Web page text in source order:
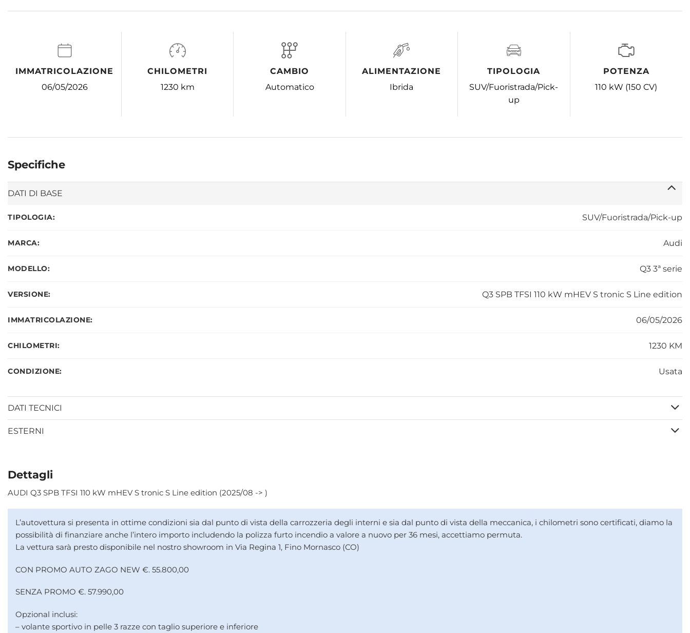
IMMATRICOLAZIONE
06/05/2026
CHILOMETRI
1230 km
CAMBIO
Automatico
ALIMENTAZIONE
Ibrida
TIPOLOGIA
SUV/Fuoristrada/Pick-
up
POTENZA
110 kW (150 CV)
Specifiche
DATI DI BASE
TIPOLOGIA: SUV/Fuoristrada/Pick-up
MARCA: Audi
MODELLO: Q3 3ª serie
VERSIONE: Q3 SPB TFSI 110 kW mHEV S tronic S Line edition
IMMATRICOLAZIONE: 06/05/2026
CHILOMETRI: 1230 KM
CONDIZIONE: Usata
DATI TECNICI
ESTERNI
Dettagli
AUDI Q3 SPB TFSI 110 kW mHEV S tronic S Line edition (2025/08 -> )
L’autovettura si presenta in ottime condizioni sia dal punto di vista della carrozzeria degli interni e sia dal punto di vista della meccanica, i chilometri sono certificati, diamo la
possibilità di finanziare anche l’intero importo includendo la polizza furto incendio a valore a nuovo per 36 mesi, accettiamo permuta.
La vettura sarà presto disponibile nel nostro showroom in Via Regina 1, Fino Mornasco (CO)
CON PROMO AUTO ZAGO NEW €. 55.800,00
SENZA PROMO €. 57.990,00
Opzional inclusi:
– volante sportivo in pelle 3 razze con taglio superiore e inferiore